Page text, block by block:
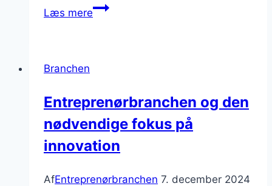
Læs mereIngeniørarbejde
Branchen
Entreprenørbranchen og den
nødvendige fokus på
innovation
AfEntreprenørbranchen 7. december 2024